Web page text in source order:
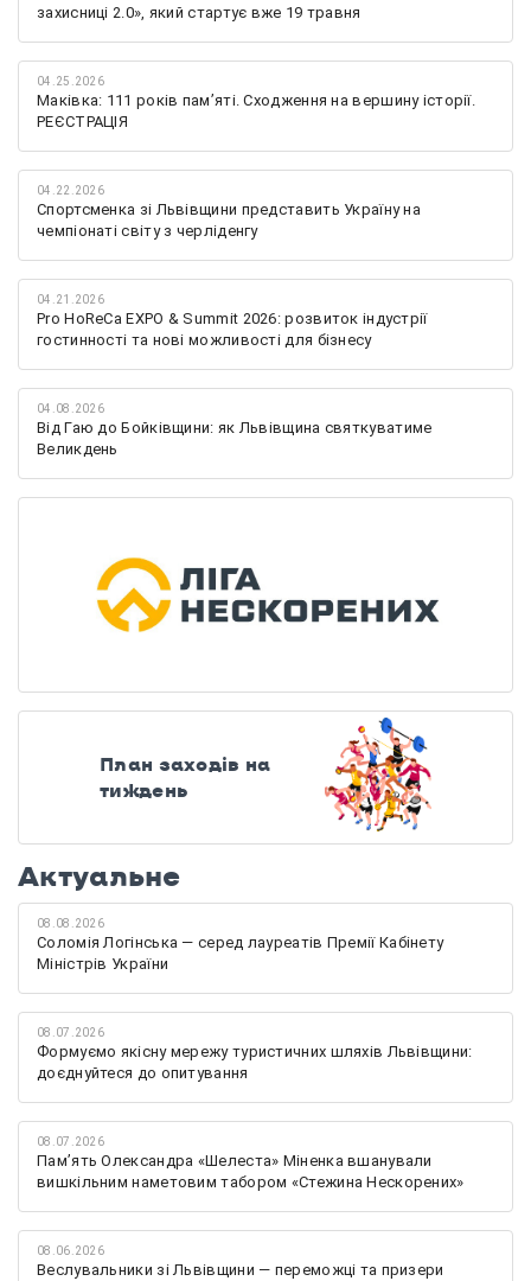
захисниці 2.0», який стартує вже 19 травня
04.25.2026
Маківка: 111 років пам’яті. Сходження на вершину історії.
РЕЄСТРАЦІЯ
04.22.2026
Спортсменка зі Львівщини представить Україну на
чемпіонаті світу з черліденгу
04.21.2026
Pro HoReCa EXPO & Summit 2026: розвиток індустрії
гостинності та нові можливості для бізнесу
04.08.2026
Від Гаю до Бойківщини: як Львівщина святкуватиме
Великдень
План заходів на
тиждень
Актуальне
08.08.2026
Соломія Логінська — серед лауреатів Премії Кабінету
Міністрів України
08.07.2026
Формуємо якісну мережу туристичних шляхів Львівщини:
доєднуйтеся до опитування
08.07.2026
Памʼять Олександра «Шелеста» Міненка вшанували
вишкільним наметовим табором «Стежина Нескорених»
08.06.2026
Веслувальники зі Львівщини — переможці та призери